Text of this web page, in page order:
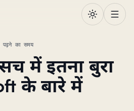
पढ़ने का समय
में इतना बुरा
के बारे में